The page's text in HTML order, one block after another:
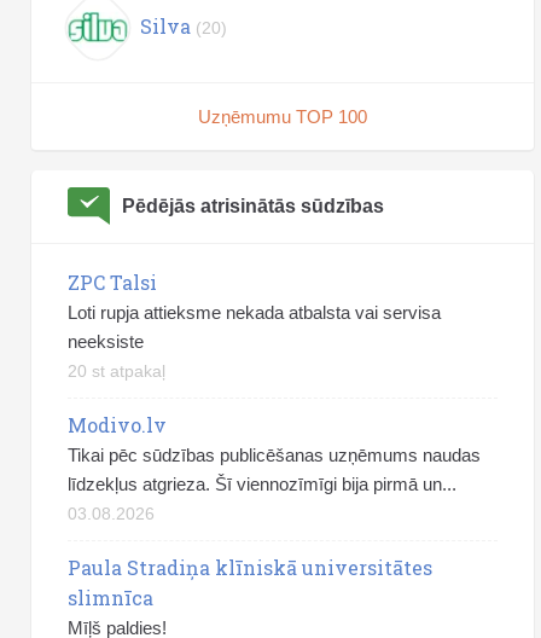
Silva (20)
Uzņēmumu TOP 100
Pēdējās atrisinātās sūdzības
ZPC Talsi
Loti rupja attieksme nekada atbalsta vai servisa
neeksiste
20 st atpakaļ
Modivo.lv
Tikai pēc sūdzības publicēšanas uzņēmums naudas
līdzekļus atgrieza. Šī viennozīmīgi bija pirmā un...
03.08.2026
Paula Stradiņa klīniskā universitātes
slimnīca
Mīļš paldies!